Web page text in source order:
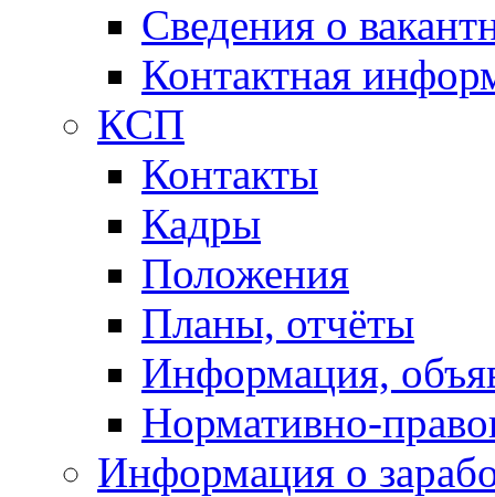
Сведения о
Контактная
КСП
Контакты
Кадры
Положения
Планы, отчёты
Информация,
Нормативно-
Информация о